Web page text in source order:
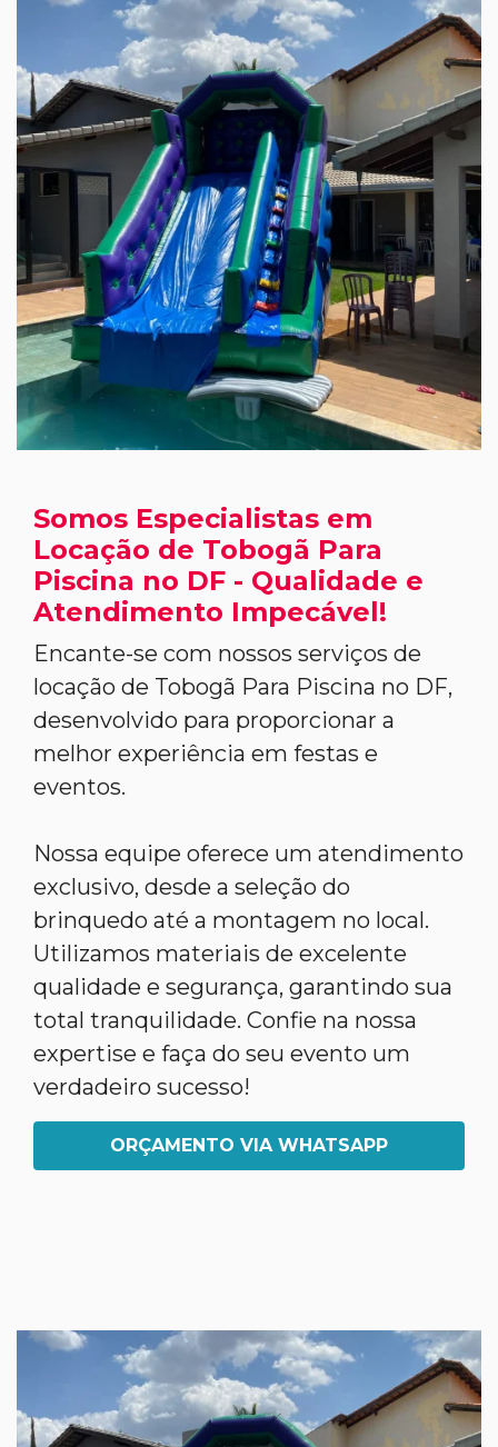
Somos Especialistas em
Locação de Tobogã Para
Piscina no DF - Qualidade e
Atendimento Impecável!
Encante-se com nossos serviços de
locação de Tobogã Para Piscina no DF,
desenvolvido para proporcionar a
melhor experiência em festas e
eventos.
Nossa equipe oferece um atendimento
exclusivo, desde a seleção do
brinquedo até a montagem no local.
Utilizamos materiais de excelente
qualidade e segurança, garantindo sua
total tranquilidade. Confie na nossa
expertise e faça do seu evento um
verdadeiro sucesso!
ORÇAMENTO VIA WHATSAPP